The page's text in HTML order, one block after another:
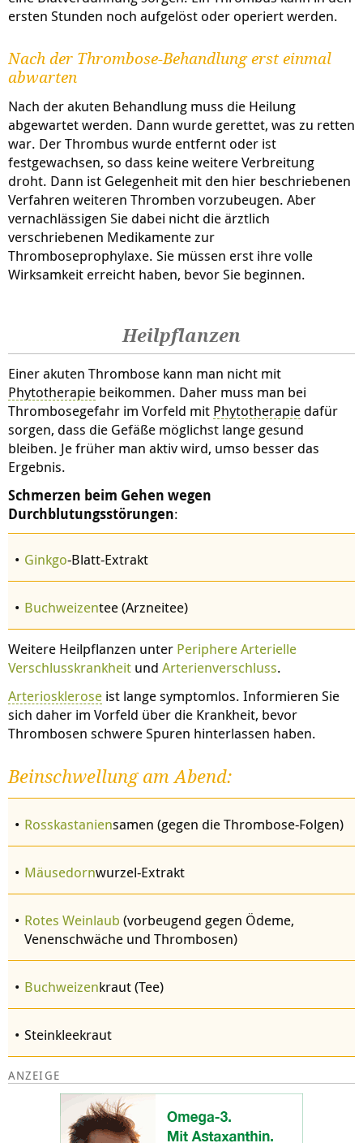
ersten Stunden noch aufgelöst oder operiert werden.
Nach der Thrombose-Behandlung erst einmal
abwarten
Nach der akuten Behandlung muss die Heilung
abgewartet werden. Dann wurde gerettet, was zu retten
war. Der Thrombus wurde entfernt oder ist
festgewachsen, so dass keine weitere Verbreitung
droht. Dann ist Gelegenheit mit den hier beschriebenen
Verfahren weiteren Thromben vorzubeugen. Aber
vernachlässigen Sie dabei nicht die ärztlich
verschriebenen Medikamente zur
Thromboseprophylaxe. Sie müssen erst ihre volle
Wirksamkeit erreicht haben, bevor Sie beginnen.
Heilpflanzen
Einer akuten Thrombose kann man nicht mit
Phytotherapie beikommen. Daher muss man bei
Thrombosegefahr im Vorfeld mit Phytotherapie dafür
sorgen, dass die Gefäße möglichst lange gesund
bleiben. Je früher man aktiv wird, umso besser das
Ergebnis.
Schmerzen beim Gehen wegen
Durchblutungsstörungen:
Ginkgo-Blatt-Extrakt
Buchweizentee (Arzneitee)
Weitere Heilpflanzen unter Periphere Arterielle
Verschlusskrankheit und Arterienverschluss.
Arteriosklerose ist lange symptomlos. Informieren Sie
sich daher im Vorfeld über die Krankheit, bevor
Thrombosen schwere Spuren hinterlassen haben.
Beinschwellung am Abend:
Rosskastaniensamen (gegen die Thrombose-Folgen)
Mäusedornwurzel-Extrakt
Rotes Weinlaub (vorbeugend gegen Ödeme,
Venenschwäche und Thrombosen)
Buchweizenkraut (Tee)
Steinkleekraut